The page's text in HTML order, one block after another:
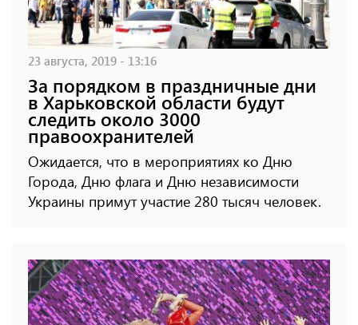
23 августа, 2019 - 13:16
За порядком в праздничные дни
в Харьковской области будут
следить около 3000
правоохранителей
Ожидается, что в мероприятиях ко Дню
Города, Дню флага и Дню независимости
Украины примут участие 280 тысяч человек.